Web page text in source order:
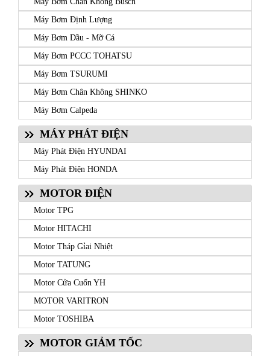
Máy Bơm Định Lượng
Máy Bơm Dầu - Mỡ Cá
Máy Bơm PCCC TOHATSU
Máy Bơm TSURUMI
Máy Bơm Chân Không SHINKO
Máy Bơm Calpeda
MÁY PHÁT ĐIỆN
Máy Phát Điện HYUNDAI
Máy Phát Điện HONDA
MOTOR ĐIỆN
Motor TPG
Motor HITACHI
Motor Tháp Gỉai Nhiệt
Motor TATUNG
Motor Cửa Cuốn YH
MOTOR VARITRON
Motor TOSHIBA
MOTOR GIẢM TỐC